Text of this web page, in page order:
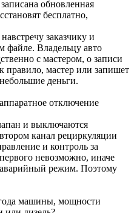
обновленная
бесплатно,
заказчику и
Владельцу авто
с мастером, о записи
правило, мастер или запишет
деньги.
отключение
и выключаются
канал рециркуляции
и контроль за
невозможно, иначе
аварийный режим. Поэтому
машины, мощности